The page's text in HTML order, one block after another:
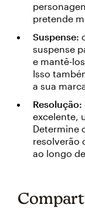
pretende
Suspense:
suspense
e mantê-
Isso
a sua
Resolução:
excelente,
Determine
resolverão
ao longo